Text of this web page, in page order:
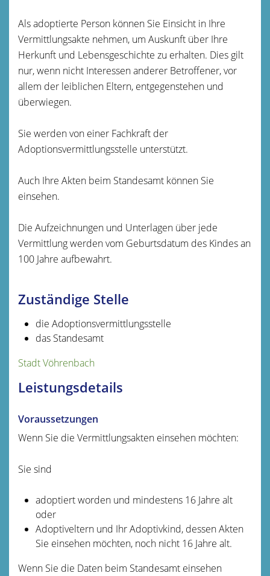
Als adoptierte Person können Sie Einsicht in Ihre
Vermittlungsakte nehmen, um Auskunft über Ihre
Herkunft und Lebensgeschichte zu erhalten. Dies gilt
nur, wenn nicht Interessen anderer Betroffener, vor
allem der leiblichen Eltern, entgegenstehen und
überwiegen.
Sie werden von einer Fachkraft der
Adoptionsvermittlungsstelle unterstützt.
Auch Ihre Akten beim Standesamt können Sie
einsehen.
Die Aufzeichnungen und Unterlagen über jede
Vermittlung werden vom Geburtsdatum des Kindes an
100 Jahre aufbewahrt.
Zuständige Stelle
die Adoptionsvermittlungsstelle
das Standesamt
Stadt Vöhrenbach
Leistungsdetails
Voraussetzungen
Wenn Sie die Vermittlungsakten einsehen möchten:
Sie sind
adoptiert worden und mindestens 16 Jahre alt
oder
Adoptiveltern und Ihr Adoptivkind, dessen Akten
Sie einsehen möchten, noch nicht 16 Jahre alt.
Wenn Sie die Daten beim Standesamt einsehen